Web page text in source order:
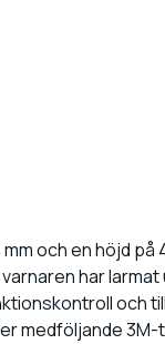
och en höjd på
har
och
medföljande